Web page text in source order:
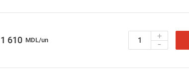
1 610 MDL/un +
-